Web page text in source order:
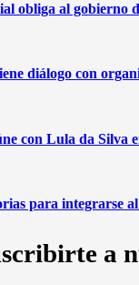
obliga al
diálogo con
con Lula da
para integrarse
a